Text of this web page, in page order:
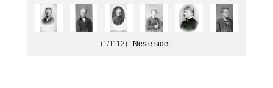
1/1112 Neste side